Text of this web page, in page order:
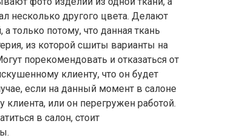
несколько другого цвета. Делают
только потому, что данная ткань
из которой сшиты варианты на
порекомендовать и отказаться от
клиенту, что он будет
если на данный момент в салоне
клиента, или он перегружен работой.
в салон, стоит